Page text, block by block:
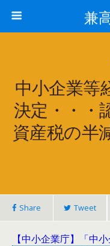
兼
中小企業等
決定・・・
資産税の半
Share Tweet
【中小企業庁】「中